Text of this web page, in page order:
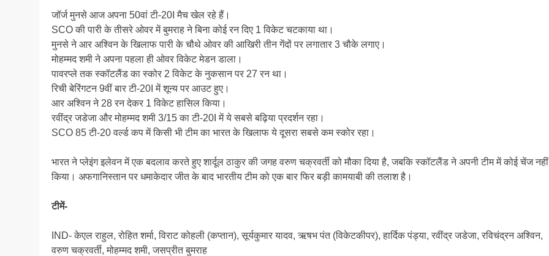
जॉर्ज मुनसे आज अपना 50वां टी-20I मैच खेल रहे हैं।
SCO की पारी के तीसरे ओवर में बुमराह ने बिना कोई रन दिए 1 विकेट चटकाया था।
मुनसे ने आर अश्विन के खिलाफ पारी के चौथे ओवर की आखिरी तीन गेंदों पर लगातार 3 चौके लगाए।
मोहम्मद शमी ने अपना पहला ही ओवर विकेट मेडन डाला।
पावरप्ले तक स्कॉटलैंड का स्कोर 2 विकेट के नुकसान पर 27 रन था।
रिची बेरिंगटन 9वीं बार टी-20I में शून्य पर आउट हुए।
आर अश्विन ने 28 रन देकर 1 विकेट हासिल किया।
रवींद्र जडेजा और मोहम्मद शमी 3/15 का टी-20I में ये सबसे बढ़िया प्रदर्शन रहा।
SCO 85 टी-20 वर्ल्ड कप में किसी भी टीम का भारत के खिलाफ ये दूसरा सबसे कम स्कोर रहा।
भारत ने प्लेइंग इलेवन में एक बदलाव करते हुए शार्दूल ठाकुर की जगह वरुण चक्रवर्ती को मौका दिया है, जबकि स्कॉटलैंड ने अपनी टीम में कोई चेंज नहीं
किया। अफगानिस्तान पर धमाकेदार जीत के बाद भारतीय टीम को एक बार फिर बड़ी कामयाबी की तलाश है।
टीमें-
IND- केएल राहुल, रोहित शर्मा, विराट कोहली (कप्तान), सूर्यकुमार यादव, ऋषभ पंत (विकेटकीपर), हार्दिक पंड्या, रवींद्र जडेजा, रविचंद्रन अश्विन,
वरुण चक्रवर्ती, मोहम्मद शमी, जसप्रीत बुमराह